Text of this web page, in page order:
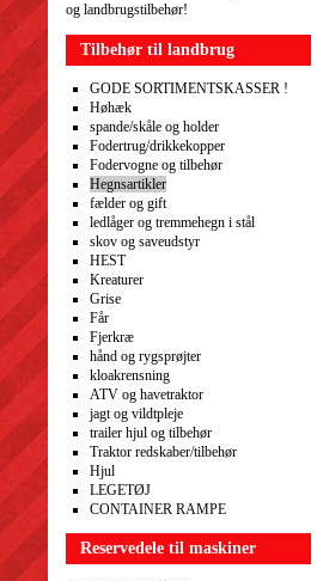
og landbrugstilbehør!
Tilbehør til landbrug
GODE SORTIMENTSKASSER !
Høhæk
spande/skåle og holder
Fodertrug/drikkekopper
Fodervogne og tilbehør
Hegnsartikler
fælder og gift
ledlåger og tremmehegn i stål
skov og saveudstyr
HEST
Kreaturer
Grise
Får
Fjerkræ
hånd og rygsprøjter
kloakrensning
ATV og havetraktor
jagt og vildtpleje
trailer hjul og tilbehør
Traktor redskaber/tilbehør
Hjul
LEGETØJ
CONTAINER RAMPE
Reservedele til maskiner